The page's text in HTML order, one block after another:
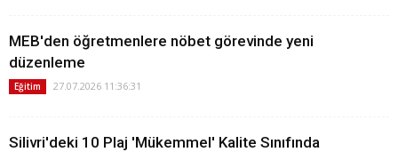
MEB'den öğretmenlere nöbet görevinde yeni
düzenleme
Eğitim 27.07.2026 11:36:31
Silivri'deki 10 Plaj 'Mükemmel' Kalite Sınıfında